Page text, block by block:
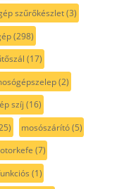
szűrőkészlet(3)
(298)
(17)
(2)
szíj (16)
mosószárító(5)
(7)
(1)